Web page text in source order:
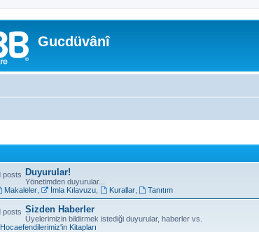
Gucdüvânî
Duyurular!
Yönetimden duyurular...
Makaleler, İmla Kılavuzu, Kurallar, Tanıtım
Sizden Haberler
Üyelerimizin bildirmek istediği duyurular, haberler vs.
Hocaefendilerimiz'in Kitapları